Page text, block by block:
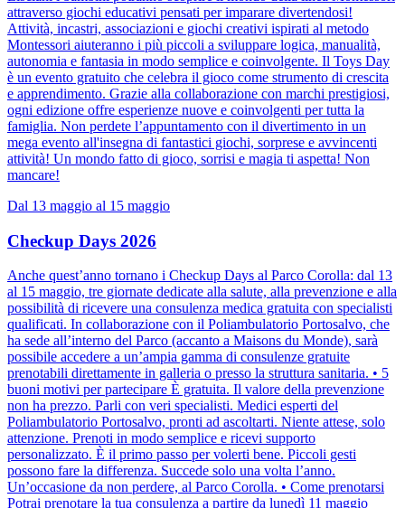
attraverso giochi educativi pensati per imparare divertendosi!
Attività, incastri, associazioni e giochi creativi ispirati al metodo
Montessori aiuteranno i più piccoli a sviluppare logica, manualità,
autonomia e fantasia in modo semplice e coinvolgente. Il Toys Day
è un evento gratuito che celebra il gioco come strumento di crescita
e apprendimento. Grazie alla collaborazione con marchi prestigiosi,
ogni edizione offre esperienze nuove e coinvolgenti per tutta la
famiglia. Non perdete l’appuntamento con il divertimento in un
mega evento all'insegna di fantastici giochi, sorprese e avvincenti
attività! Un mondo fatto di gioco, sorrisi e magia ti aspetta! Non
mancare!
Dal 13 maggio al 15 maggio
Checkup Days 2026
Anche quest’anno tornano i Checkup Days al Parco Corolla: dal 13
al 15 maggio, tre giornate dedicate alla salute, alla prevenzione e alla
possibilità di ricevere una consulenza medica gratuita con specialisti
qualificati. In collaborazione con il Poliambulatorio Portosalvo, che
ha sede all’interno del Parco (accanto a Maisons du Monde), sarà
possibile accedere a un’ampia gamma di consulenze gratuite
prenotabili direttamente in galleria o presso la struttura sanitaria. • 5
buoni motivi per partecipare È gratuita. Il valore della prevenzione
non ha prezzo. Parli con veri specialisti. Medici esperti del
Poliambulatorio Portosalvo, pronti ad ascoltarti. Niente attese, solo
attenzione. Prenoti in modo semplice e ricevi supporto
personalizzato. È il primo passo per volerti bene. Piccoli gesti
possono fare la differenza. Succede solo una volta l’anno.
Un’occasione da non perdere, al Parco Corolla. • Come prenotarsi
Potrai prenotare la tua consulenza a partire da lunedì 11 maggio